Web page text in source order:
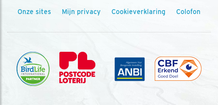
Onze sites Mijn privacy Cookieverklaring Colofon